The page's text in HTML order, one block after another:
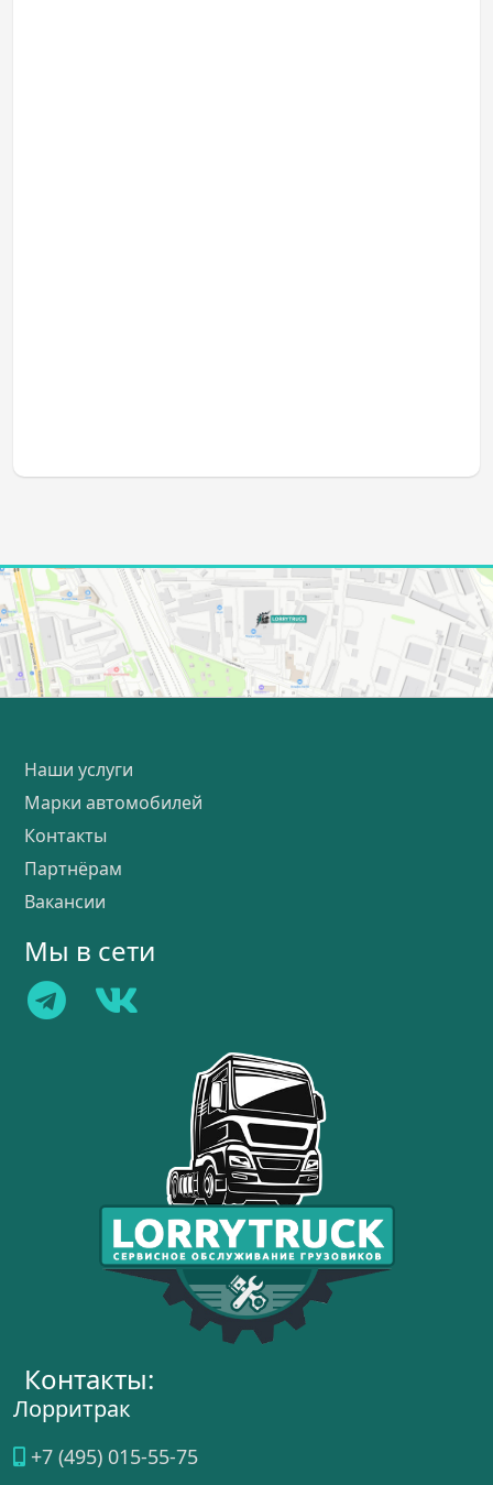
Наши услуги
Марки автомобилей
Контакты
Партнёрам
Вакансии
Мы в сети
Контакты:
Лорритрак
+7 (495) 015-55-75